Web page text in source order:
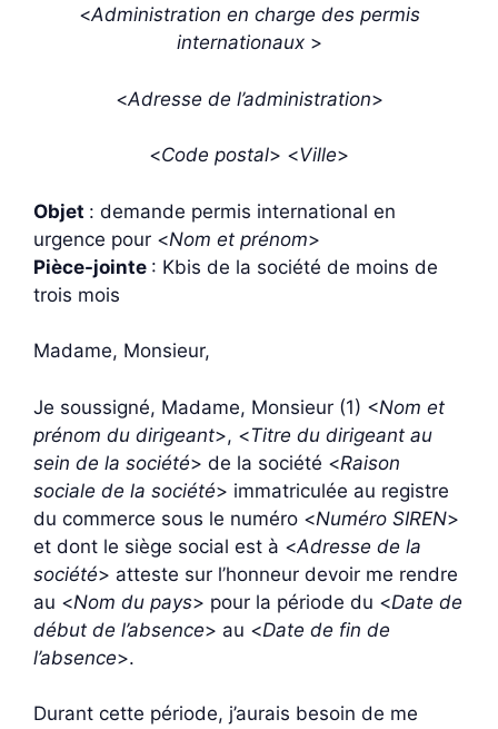
<Administration en charge des permis
internationaux >
<Adresse de l’administration>
<Code postal> <Ville>
Objet : demande permis international en
urgence pour <Nom et prénom>
Pièce-jointe : Kbis de la société de moins de
trois mois
Madame, Monsieur,
Je soussigné, Madame, Monsieur (1) <Nom et
prénom du dirigeant>, <Titre du dirigeant au
sein de la société> de la société <Raison
sociale de la société> immatriculée au registre
du commerce sous le numéro <Numéro SIREN>
et dont le siège social est à <Adresse de la
société> atteste sur l’honneur devoir me rendre
au <Nom du pays> pour la période du <Date de
début de l’absence> au <Date de fin de
l’absence>.
Durant cette période, j’aurais besoin de me